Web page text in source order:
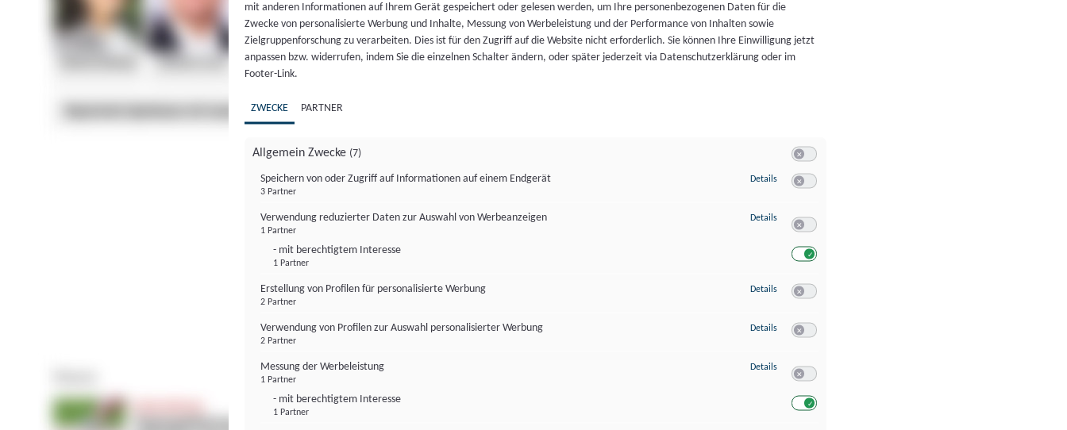
mit anderen Informationen auf Ihrem Gerät gespeichert oder gelesen werden, um Ihre personenbezogenen Daten für die
Zwecke von personalisierte Werbung und Inhalte, Messung von Werbeleistung und der Performance von Inhalten sowie
Zielgruppenforschung zu verarbeiten. Dies ist für den Zugriff auf die Website nicht erforderlich. Sie können Ihre Einwilligung jetzt
anpassen bzw. widerrufen, indem Sie die einzelnen Schalter ändern, oder später jederzeit via Datenschutzerklärung oder im
Footer-Link.
ZWECKE PARTNER
Allgemein Zwecke (7)
Speichern von oder Zugriff auf Informationen auf einem Endgerät
3 Partner
Details zu Speichern von oder Zugriff auf Informationen auf einem Endgerät
Verwendung reduzierter Daten zur Auswahl von Werbeanzeigen
1 Partner
- mit berechtigtem Interesse
1 Partner
Details zu Verwendung reduzierter Daten zur Auswahl von Werbeanzeigen
Erstellung von Profilen für personalisierte Werbung
2 Partner
Details zu Erstellung von Profilen für personalisierte Werbung
Verwendung von Profilen zur Auswahl personalisierter Werbung
2 Partner
Details zu Verwendung von Profilen zur Auswahl personalisierter Werbung
Messung der Werbeleistung
1 Partner
- mit berechtigtem Interesse
1 Partner
Details zu Messung der Werbeleistung